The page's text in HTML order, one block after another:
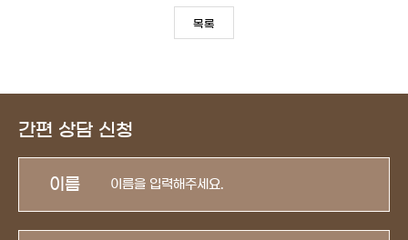
목록
간편 상담 신청
이름